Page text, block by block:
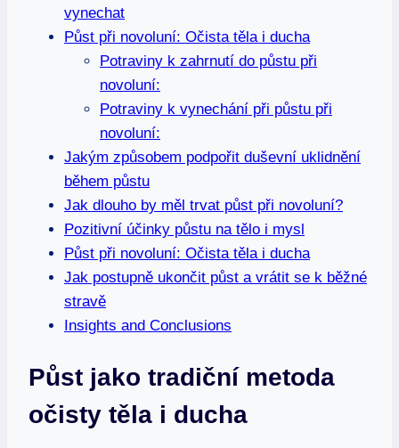
vynechat
Půst při novoluní: Očista těla i ducha
Potraviny k zahrnutí do půstu při
novoluní:
Potraviny k vynechání při půstu při
novoluní:
Jakým způsobem podpořit duševní uklidnění
během půstu
Jak dlouho by měl trvat půst při novoluní?
Pozitivní účinky půstu na tělo i mysl
Půst při novoluní: Očista těla i ducha
Jak postupně ukončit půst a vrátit se k běžné
stravě
Insights and Conclusions
Půst jako tradiční metoda
očisty těla i ducha